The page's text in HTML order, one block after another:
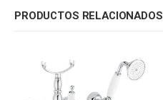
PRODUCTOS RELACIONADOS